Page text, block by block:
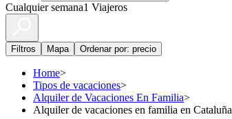
Cualquier semana1 Viajeros
Filtros Mapa Ordenar por: precio
Home>
Tipos de vacaciones>
Alquiler de Vacaciones En Familia>
Alquiler de vacaciones en familia en Cataluña